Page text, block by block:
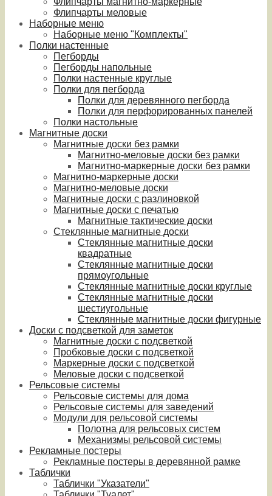
Флипчарты меловые
Наборные меню
Наборные меню "Комплекты"
Полки настенные
Пегборды
Пегборды напольные
Полки настенные круглые
Полки для пегборда
Полки для деревянного пегборда
Полки для перфорированных панелей
Полки настольные
Магнитные доски
Магнитные доски без рамки
Магнитно-меловые доски без рамки
Магнитно-маркерные доски без рамки
Магнитно-маркерные доски
Магнитно-меловые доски
Магнитные доски с разлиновкой
Магнитные доски с печатью
Магнитные тактические доски
Стеклянные магнитные доски
Стеклянные магнитные доски
квадратные
Стеклянные магнитные доски
прямоугольные
Стеклянные магнитные доски круглые
Стеклянные магнитные доски
шестиугольные
Стеклянные магнитные доски фигурные
Доски с подсветкой для заметок
Магнитные доски с подсветкой
Пробковые доски с подсветкой
Маркерные доски с подсветкой
Меловые доски с подсветкой
Рельсовые системы
Рельсовые системы для дома
Рельсовые системы для заведений
Модули для рельсовой системы
Полотна для рельсовых систем
Механизмы рельсовой системы
Рекламные постеры
Рекламные постеры в деревянной рамке
Таблички
Таблички "Указатели"